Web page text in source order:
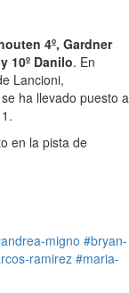
4º, Gardner
10º Danilo. En
Lancioni,
ha llevado puesto a
en la pista de
migno #bryan-
ramirez #maria-